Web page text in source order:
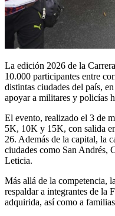
La edición 2026 de la
10.000 participantes entre
distintas ciudades del país,
apoyar a militares y policías
El evento, realizado el 3 de
5K, 10K y 15K, con salida
26. Además de la capital, la
ciudades como San Andrés,
Leticia.
Más allá de la competencia,
respaldar a integrantes de la
adquirida, así como a